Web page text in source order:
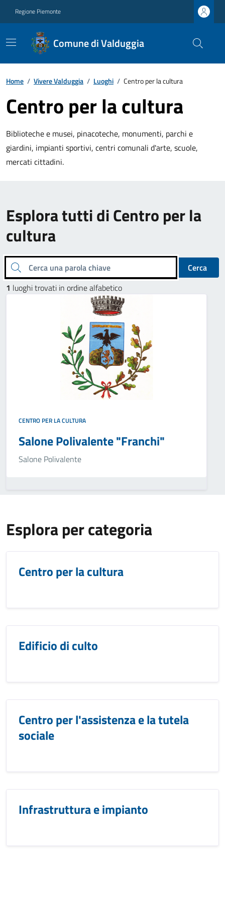
Regione Piemonte
Comune di Valduggia
Home / Vivere Valduggia / Luoghi / Centro per la cultura
Centro per la cultura
Biblioteche e musei, pinacoteche, monumenti, parchi e
giardini, impianti sportivi, centri comunali d'arte, scuole,
mercati cittadini.
Esplora tutti di Centro per la
cultura
Cerca una parola chiave
Cerca
1 luoghi trovati in ordine alfabetico
CENTRO PER LA CULTURA
Salone Polivalente "Franchi"
Salone Polivalente
Esplora per categoria
Centro per la cultura
Edificio di culto
Centro per l'assistenza e la tutela
sociale
Infrastruttura e impianto